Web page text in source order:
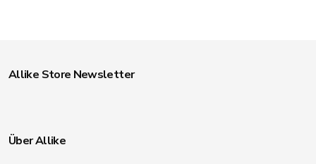
Allike Store Newsletter
Über Allike